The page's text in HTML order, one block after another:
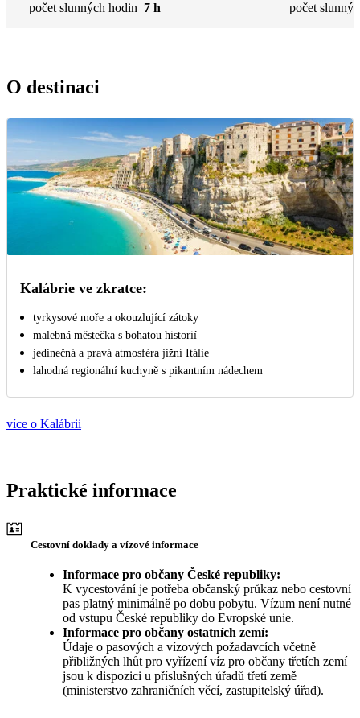
počet slunných hodin 7 h
počet
O destinaci
Kalábrie ve zkratce:
tyrkysové moře a okouzlující zátoky
malebná městečka s bohatou historií
jedinečná a pravá atmosféra jižní Itálie
lahodná regionální kuchyně s pikantním nádechem
více o Kalábrii
Praktické informace
Cestovní doklady a vízové informace
Informace pro občany České republiky:
K vycestování je potřeba občanský průkaz nebo cestovní
pas platný minimálně po dobu pobytu. Vízum není nutné
od vstupu České republiky do Evropské unie.
Informace pro občany ostatních zemí:
Údaje o pasových a vízových požadavcích včetně
přibližných lhůt pro vyřízení víz pro občany třetích zemí
jsou k dispozici u příslušných úřadů třetí země
(ministerstvo zahraničních věcí, zastupitelský úřad).